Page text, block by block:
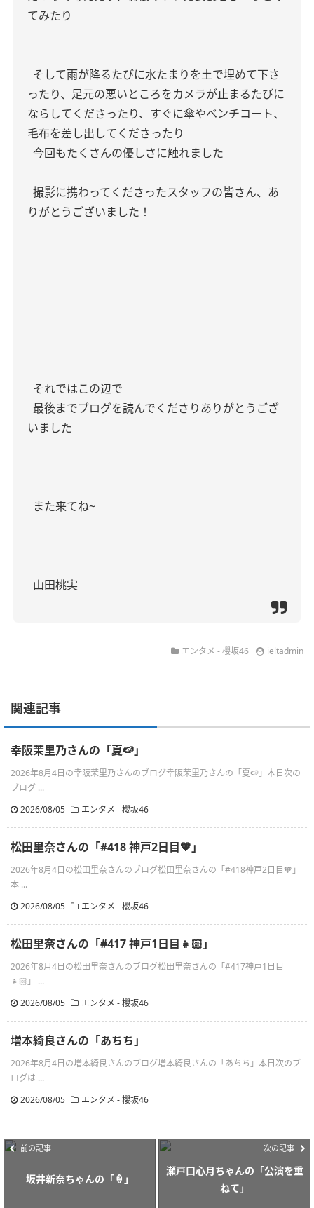
てみたり
そして雨が降るたびに水たまりを土で埋めて下さ
ったり、足元の悪いところをカメラが止まるたびに
ならしてくださったり、すぐに傘やベンチコート、
毛布を差し出してくださったり
今回もたくさんの優しさに触れました
撮影に携わってくださったスタッフの皆さん、あ
りがとうございました！
それではこの辺で
最後までブログを読んでくださりありがとうござ
いました
また来てね~
山田桃実
エンタメ - 櫻坂46 ieltadmin
関連記事
幸阪茉里乃さんの「夏🍉」
2026年8月4日の幸阪茉里乃さんのブログ幸阪茉里乃さんの「夏🍉」本日次の
ブログ ...
2026/08/05
エンタメ - 櫻坂46
松田里奈さんの「#418 神戸2日目🧡」
2026年8月4日の松田里奈さんのブログ松田里奈さんの「#418神戸2日目🧡」
本 ...
2026/08/05
エンタメ - 櫻坂46
松田里奈さんの「#417 神戸1日目👧🏻」
2026年8月4日の松田里奈さんのブログ松田里奈さんの「#417神戸1日目
👧🏻」 ...
2026/08/05
エンタメ - 櫻坂46
増本綺良さんの「あちち」
2026年8月4日の増本綺良さんのブログ増本綺良さんの「あちち」本日次のブ
ログは ...
2026/08/05
エンタメ - 櫻坂46
前の記事
坂井新奈ちゃんの「🍦」
次の記事
瀬戸口心月ちゃんの「公演を重
ねて」